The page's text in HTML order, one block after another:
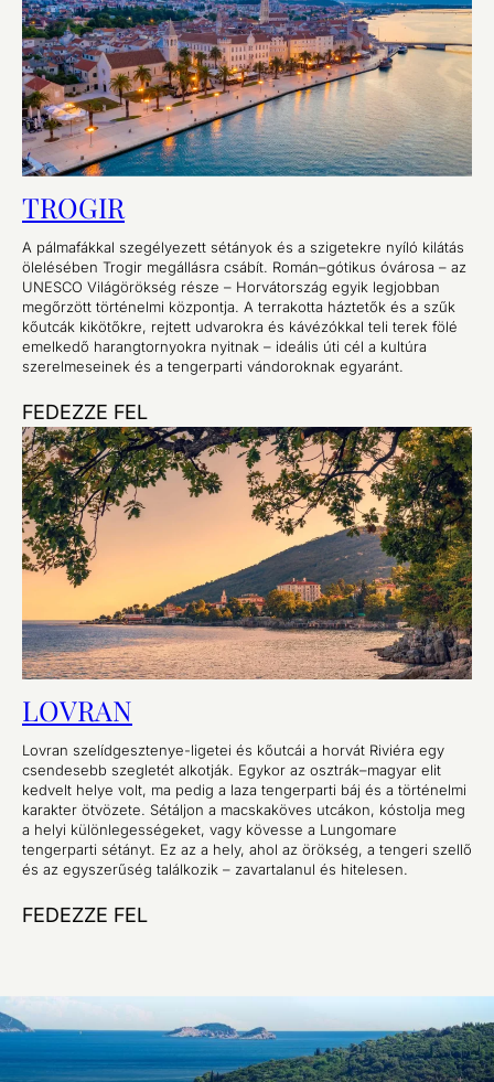
TROGIR
A pálmafákkal szegélyezett sétányok és a szigetekre nyíló kilátás
ölelésében Trogir megállásra csábít. Román–gótikus óvárosa – az
UNESCO Világörökség része – Horvátország egyik legjobban
megőrzött történelmi központja. A terrakotta háztetők és a szűk
kőutcák kikötőkre, rejtett udvarokra és kávézókkal teli terek fölé
emelkedő harangtornyokra nyitnak – ideális úti cél a kultúra
szerelmeseinek és a tengerparti vándoroknak egyaránt.
FEDEZZE FEL
LOVRAN
Lovran szelídgesztenye-ligetei és kőutcái a horvát Riviéra egy
csendesebb szegletét alkotják. Egykor az osztrák–magyar elit
kedvelt helye volt, ma pedig a laza tengerparti báj és a történelmi
karakter ötvözete. Sétáljon a macskaköves utcákon, kóstolja meg
a helyi különlegességeket, vagy kövesse a Lungomare
tengerparti sétányt. Ez az a hely, ahol az örökség, a tengeri szellő
és az egyszerűség találkozik – zavartalanul és hitelesen.
FEDEZZE FEL